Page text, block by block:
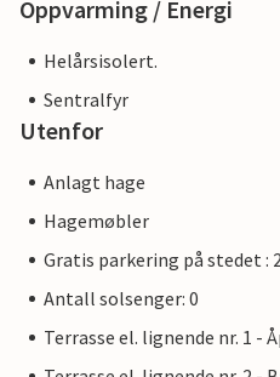
Oppvarming / Energi
Helårsisolert.
Sentralfyr
Utenfor
Anlagt hage
Hagemøbler
Gratis parkering på stedet :
Antall solsenger: 0
Terrasse el. lignende nr. 1 -